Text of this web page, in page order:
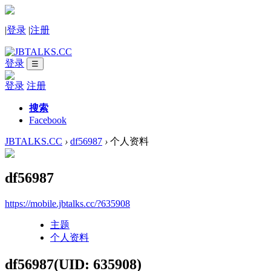
|登录 |注册
登录 ☰
登录 注册
搜索
Facebook
JBTALKS.CC › df56987 › 个人资料
df56987
https://mobile.jbtalks.cc/?635908
主题
个人资料
df56987(UID: 635908)